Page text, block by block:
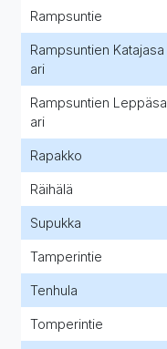
Rampsuntie
Rampsuntien Katajasa
ari
Rampsuntien Leppäsa
ari
Rapakko
Räihälä
Supukka
Tamperintie
Tenhula
Tomperintie